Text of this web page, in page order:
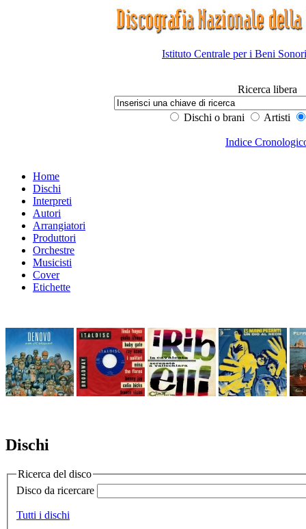
Istituto Centrale per i Beni
Ricerca libera
Dischi o brani Artisti
Indice
Home
Dischi
Interpreti
Autori
Arrangiatori
Produttori
Orchestre
Musicisti
Cover
Etichette
Dischi
Ricerca del disco
Disco da ricercare
Tutti i dischi